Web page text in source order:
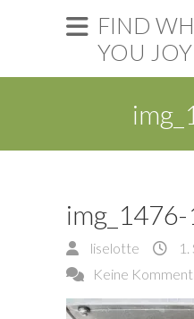
FIND
YOU JOY
img_1476-
liselotte
Keine